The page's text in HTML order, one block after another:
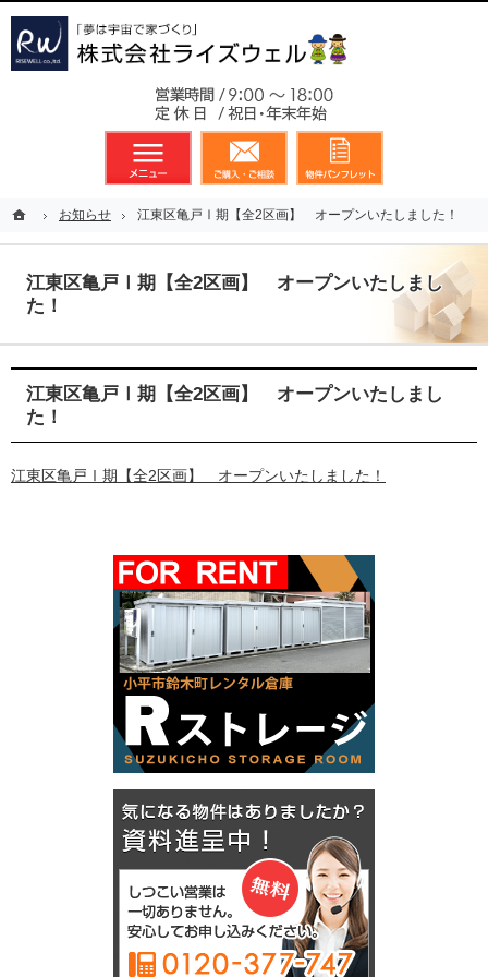
ホームお知らせ 江東区亀戸Ⅰ期【全2区画】 オープンいたしました！
江東区亀戸Ⅰ期【全2区画】 オープンいたしまし
た！
江東区亀戸Ⅰ期【全2区画】 オープンいたしまし
た！
江東区亀戸Ⅰ期【全2区画】 オープンいたしました！
メニュー 資料請求・お問合せ
ホームお知らせ 江東区亀戸Ⅰ期【全2区画】 オープンいたしました！